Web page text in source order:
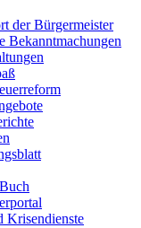
der Bürgermeister
Bekanntmachungen
Krisendienste